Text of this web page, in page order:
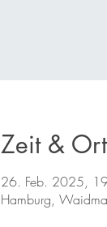
Zeit & Ort
26. Feb. 2025,
Hamburg,